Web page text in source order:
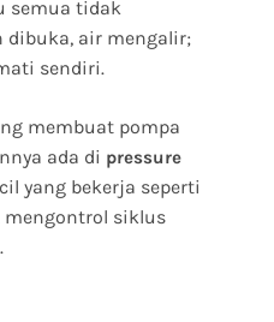
semua tidak
dibuka, air mengalir;
sendiri.
membuat pompa
ada di pressure
yang bekerja seperti
mengontrol siklus